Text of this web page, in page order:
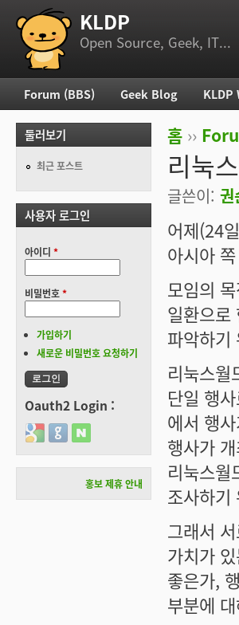
부 메뉴 KLDP
Open Source, Geek, IT...
현재 위치
홈 ››
리눅
글쓴이: 권
어제(24
아시아
모임의
일환으로
파악하기
리눅스월
단일 행
에서 행
행사가
리눅스월
조사하기
그래서
가치가
좋은가,
부분에
주 메뉴
Forum (BBS) Geek Blog KLDP
둘러보기
최근 포스트
사용자 로그인
아이디 *
비밀번호*
가입하기
새로운 비밀번호 요청하기
Oauth2 Login :
Login with Google
Login with GitHub
Login with Naver
홍보 제휴 안내